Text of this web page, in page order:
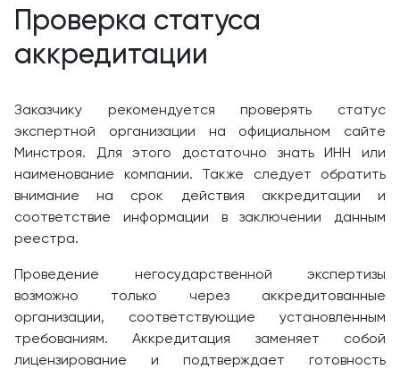
Проверка статуса
аккредитации
Заказчику рекомендуется проверять статус
экспертной организации на официальном сайте
Минстроя. Для этого достаточно знать ИНН или
наименование компании. Также следует обратить
внимание на срок действия аккредитации и
соответствие информации в заключении данным
реестра.
Проведение негосударственной экспертизы
возможно только через аккредитованные
организации, соответствующие установленным
требованиям. Аккредитация заменяет собой
лицензирование и подтверждает готовность